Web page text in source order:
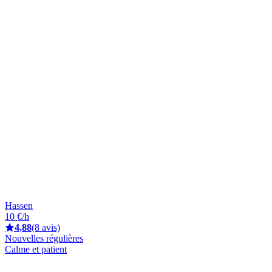
Hassen
10 €/h
4,88(8 avis)
Nouvelles régulières
Calme et patient